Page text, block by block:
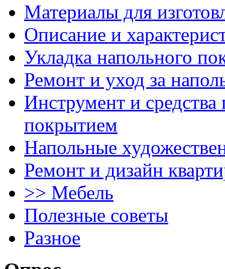
Материалы для
Описание и
Укладка напольного
Ремонт и уход за
Инструмент и
покрытием
Напольные
Ремонт и дизайн
>> Мебель
Полезные советы
Разное